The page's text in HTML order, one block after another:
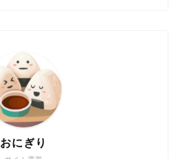
おにぎり